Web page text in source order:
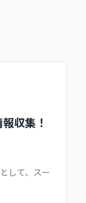
収集！
して、スー